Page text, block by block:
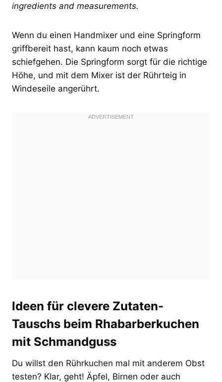
ingredients and measurements.
Wenn du einen Handmixer und eine Springform
griffbereit hast, kann kaum noch etwas
schiefgehen. Die Springform sorgt für die richtige
Höhe, und mit dem Mixer ist der Rührteig in
Windeseile angerührt.
Ideen für clevere Zutaten-
Tauschs beim Rhabarberkuchen
mit Schmandguss
Du willst den Rührkuchen mal mit anderem Obst
testen? Klar, geht! Äpfel, Birnen oder auch